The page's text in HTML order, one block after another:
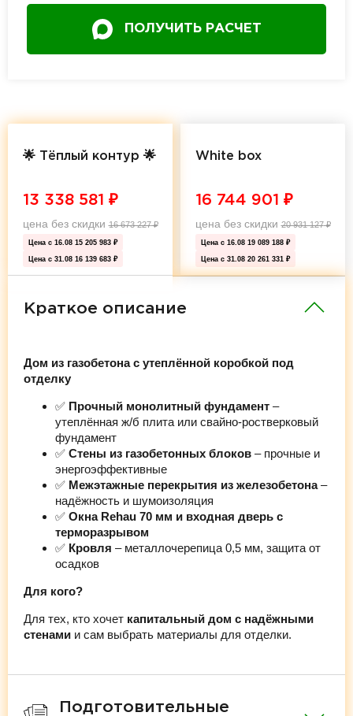
ПОЛУЧИТЬ РАСЧЕТ
🌟 Тёплый контур 🌟
13 338 581 ₽
цена без скидки16 673 227₽
Цена с 16.08 15 205 983 ₽
Цена с 31.08 16 139 683 ₽
White box
16 744 901 ₽
цена без скидки20 931 127₽
Цена с 16.08 19 089 188 ₽
Цена с 31.08 20 261 331 ₽
Краткое описание
Дом из газобетона с утеплённой коробкой под
отделку
✅ Прочный монолитный фундамент –
утеплённая ж/б плита или свайно-ростверковый
фундамент
✅ Стены из газобетонных блоков – прочные и
энергоэффективные
✅ Межэтажные перекрытия из железобетона–
надёжность и шумоизоляция
✅ Окна Rehau 70 мм и входная дверь с
терморазрывом
✅ Кровля – металлочерепица 0,5 мм, защита от
осадков
Для кого?
Для тех, кто хочет капитальный дом с надёжными
стенами и сам выбрать материалы для отделки.
Подготовительные